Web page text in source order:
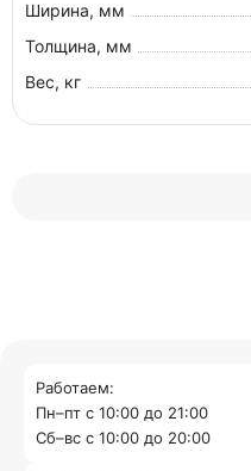
Ширина, мм
Толщина, мм
Вес, кг
Работаем:
Пн–пт с 10:00 до 21:00
Cб–вс с 10:00 до 20:00